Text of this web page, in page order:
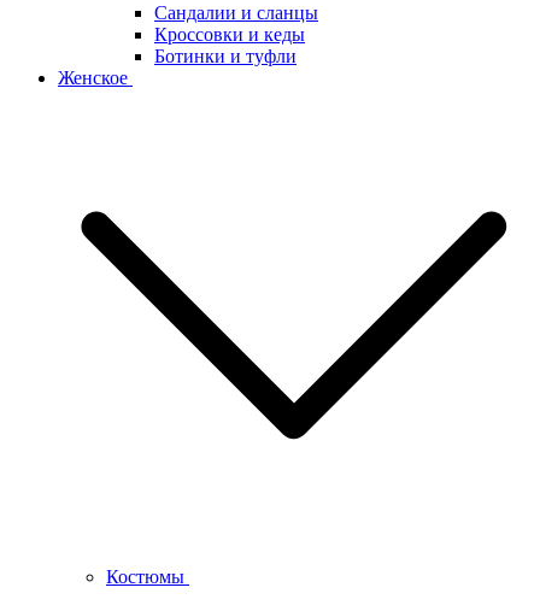
Сандалии и сланцы
Кроссовки и кеды
Ботинки и туфли
Женское
Костюмы